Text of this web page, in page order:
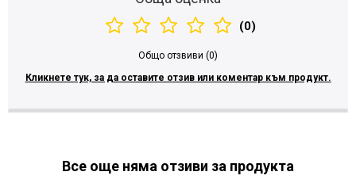
(0)
Общо отзвиви (0)
Кликнете тук, за да оставите отзив или коментар към продукт.
Все още няма отзиви за продукта